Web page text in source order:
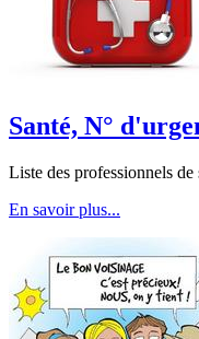
Santé, N°
Liste des professionnels
En savoir plus...